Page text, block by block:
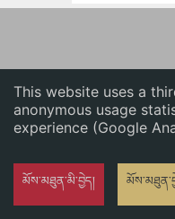
This website uses a
anonymous usage
experience (Google
མོས་མཐུན་མི་བྱེད།